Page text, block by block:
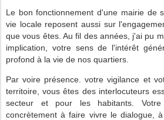
Le bon fonctionnement d'une mairie de
vie locale reposent aussi sur
que vous êtes. Au fil des années, j'ai pu
implication, votre sens de l'intérêt
profond à la vie de nos quartiers.
Par voire présence. votre vigilance et
territoire, vous êtes des interlocuteurs
secteur et pour les habitants. Votre
concrètement à faire vivre le dialogue,